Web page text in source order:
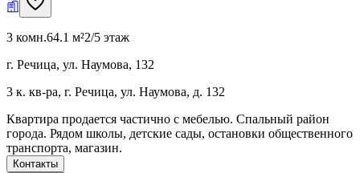
3 комн.64.1 м²2/5 этаж
г. Речица, ул. Наумова, 132
3 к. кв-ра, г. Речица, ул. Наумова, д. 132
Квартира продается частично с мебелью. Спальный район
города. Рядом школы, детские сады, остановки общественного
транспорта, магазин.
Контакты